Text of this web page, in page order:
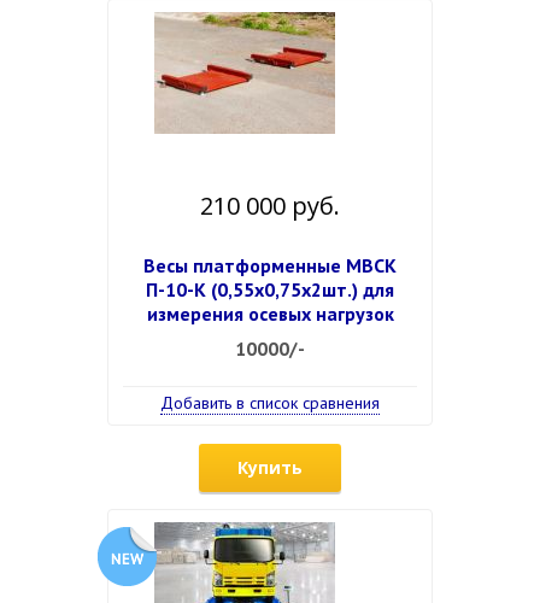
210 000 руб.
Весы платформенные МВСК
П-10-К (0,55х0,75х2шт.) для
измерения осевых нагрузок
10000/-
Добавить в список сравнения
Купить